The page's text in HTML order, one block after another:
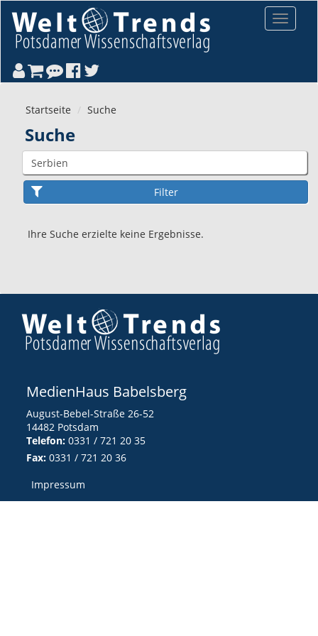
Toggle
Startseite Suche
Suche
Ihre Suche erzielte keine Ergebnisse.
MedienHaus Babelsberg
August-Bebel-Straße 26-52
14482 Potsdam
Telefon: 0331 / 721 20 35
Fax: 0331 / 721 20 36
Impressum